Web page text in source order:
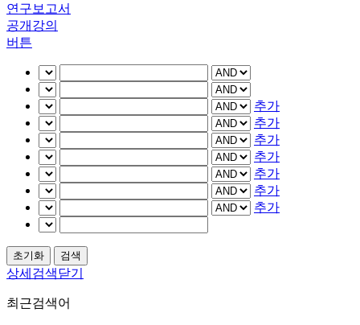
연구보고서
공개강의
버튼
추가
추가
추가
추가
추가
추가
추가
상세검색닫기
최근검색어